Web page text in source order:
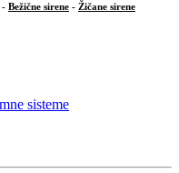
- Bežične sirene - Žičane sirene